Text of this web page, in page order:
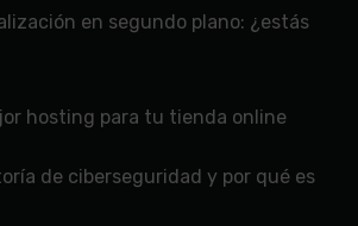
en segundo plano: ¿estás
hosting para tu tienda online
de ciberseguridad y por qué es